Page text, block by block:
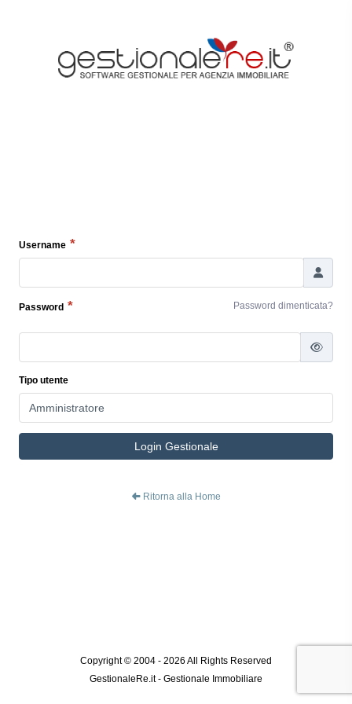
Username
Password Password dimenticata?
Tipo utente
Login Gestionale
Ritorna alla Home
Copyright © 2004 - 2026 All Rights Reserved
GestionaleRe.it - Gestionale Immobiliare